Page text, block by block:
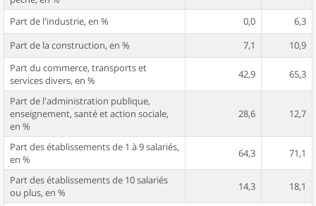
Part de l'industrie, en % 0,0
6,3
Part de la construction, en %
7,1
10,9
Part du commerce, transports et
services divers, en %
42,9 65,3
Part de l'administration publique,
enseignement, santé et action sociale,
en %
28,6 12,7
Part des établissements de 1 à 9 salariés,
en %
64,3 71,1
Part des établissements de 10 salariés
ou plus, en %
14,3 18,1